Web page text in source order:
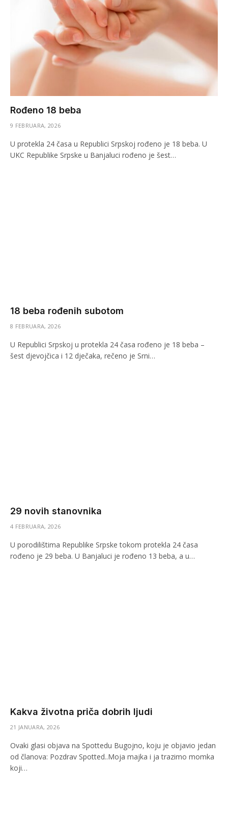
Rođeno 18 beba
9 FEBRUARA, 2026
U protekla 24 časa u Republici Srpskoj rođeno je 18 beba. U
UKC Republike Srpske u Banjaluci rođeno je šest…
18 beba rođenih subotom
8 FEBRUARA, 2026
U Republici Srpskoj u protekla 24 časa rođeno je 18 beba –
šest djevojčica i 12 dječaka, rečeno je Srni…
29 novih stanovnika
4 FEBRUARA, 2026
U porodilištima Republike Srpske tokom protekla 24 časa
rođeno je 29 beba. U Banjaluci je rođeno 13 beba, a u…
Kakva životna priča dobrih ljudi
21 JANUARA, 2026
Ovaki glasi objava na Spottedu Bugojno, koju je objavio jedan
od članova: Pozdrav Spotted..Moja majka i ja trazimo momka
koji…